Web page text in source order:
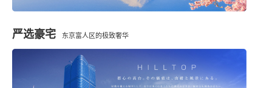
严选豪宅 东京富人区的极致奢华